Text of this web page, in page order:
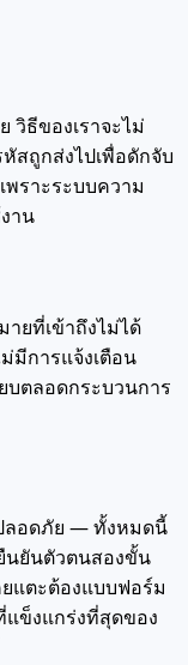
วิธีของเราจะไม่
สถูกส่งไปเพื่อดักจับ
พราะระบบความ
าน
ยที่เข้าถึงไม่ได้
มีการแจ้งเตือน
บตลอดกระบวนการ
ลอดภัย — ทั้งหมดนี้
นยันตัวตนสองขั้น
แตะต้องแบบฟอร์ม
แข็งแกร่งที่สุดของ